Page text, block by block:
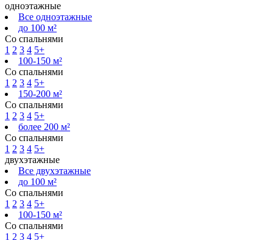
одноэтажные
Все одноэтажные
до 100 м²
Со спальнями
1 2 3 4 5+
100-150 м²
Со спальнями
1 2 3 4 5+
150-200 м²
Со спальнями
1 2 3 4 5+
более 200 м²
Со спальнями
1 2 3 4 5+
двухэтажные
Все двухэтажные
до 100 м²
Со спальнями
1 2 3 4 5+
100-150 м²
Со спальнями
1 2 3 4 5+